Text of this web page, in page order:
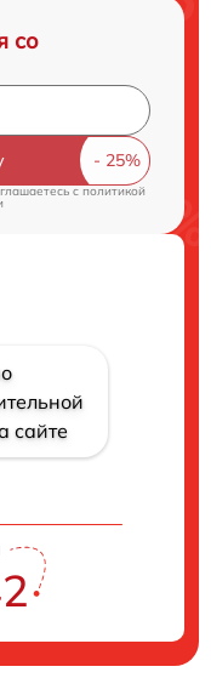
со
cполитикой
сайте